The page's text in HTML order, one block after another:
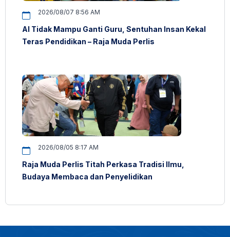
2026/08/07 8:56 AM
AI Tidak Mampu Ganti Guru, Sentuhan Insan Kekal
Teras Pendidikan – Raja Muda Perlis
2026/08/05 8:17 AM
Raja Muda Perlis Titah Perkasa Tradisi Ilmu,
Budaya Membaca dan Penyelidikan